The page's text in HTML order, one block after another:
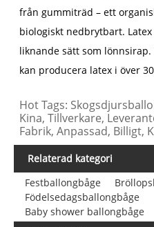
från gummiträd – ett
biologiskt nedbrytbart.
liknande sätt som
kan producera latex i över
Hot Tags:
Kina, Tillverkare,
Fabrik, Anpassad, Billigt,
Relaterad kategori
Festballongbåge
Födelsedagsballongbåge
Baby shower ballongbåge